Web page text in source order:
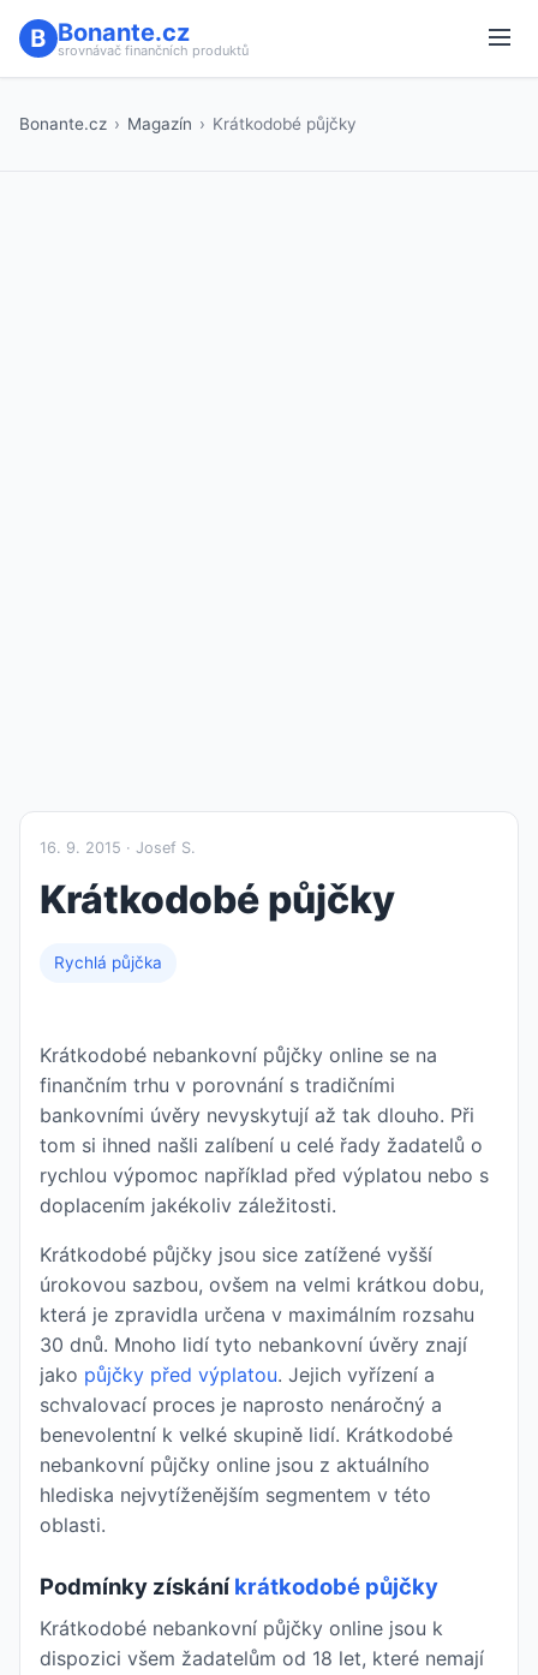
Bonante.cz
srovnávač finančních produktů
Bonante.cz › Magazín › Krátkodobé půjčky
16. 9. 2015 · Josef S.
Krátkodobé půjčky
Rychlá půjčka
Krátkodobé nebankovní půjčky online se na
finančním trhu v porovnání s tradičními
bankovními úvěry nevyskytují až tak dlouho. Při
tom si ihned našli zalíbení u celé řady žadatelů o
rychlou výpomoc například před výplatou nebo s
doplacením jakékoliv záležitosti.
Krátkodobé půjčky jsou sice zatížené vyšší
úrokovou sazbou, ovšem na velmi krátkou dobu,
která je zpravidla určena v maximálním rozsahu
30 dnů. Mnoho lidí tyto nebankovní úvěry znají
jako půjčky před výplatou. Jejich vyřízení a
schvalovací proces je naprosto nenáročný a
benevolentní k velké skupině lidí. Krátkodobé
nebankovní půjčky online jsou z aktuálního
hlediska nejvytíženějším segmentem v této
oblasti.
Podmínky získání krátkodobé půjčky
Krátkodobé nebankovní půjčky online jsou k
dispozici všem žadatelům od 18 let, které nemají